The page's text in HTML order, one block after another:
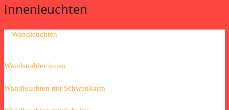
Innenleuchten
Wandleuchten
Wandstrahler innen
Wandleuchten mit Schwenkarm